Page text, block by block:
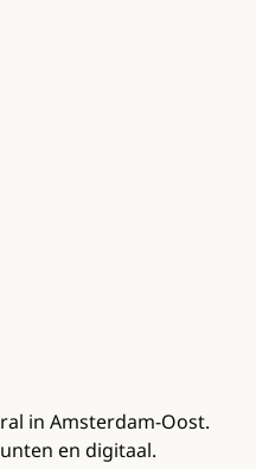
in Amsterdam-Oost.
en digitaal.